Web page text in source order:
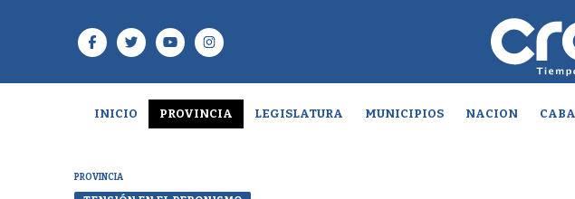
INICIO PROVINCIA LEGISLATURA MUNICIPIOS NACION CABA
PROVINCIA